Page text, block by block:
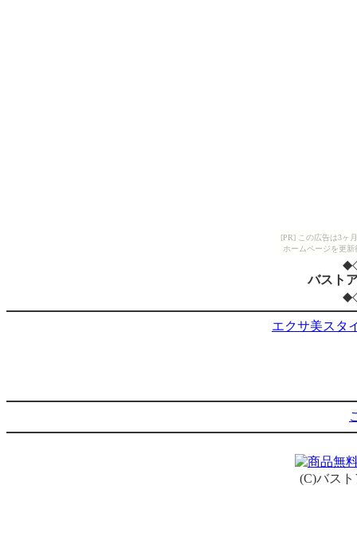
[PR] この広告は3ヶ
ホームページを更
バスト
エクサ美ス
(C)バス